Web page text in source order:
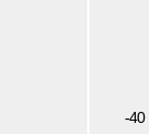
-40